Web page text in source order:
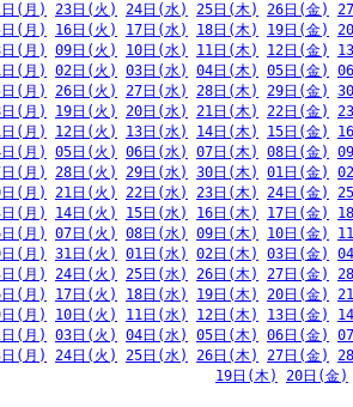
(月) 23日(火) 24日(水) 25日(木) 26日(金)
日(月) 16日(火) 17日(水) 18日(木) 19日(金)
(月) 09日(火) 10日(水) 11日(木) 12日(金)
(月) 02日(火) 03日(水) 04日(木) 05日(金)
(月) 26日(火) 27日(水) 28日(木) 29日(金)
日(月) 19日(火) 20日(水) 21日(木) 22日(金)
日(月) 12日(火) 13日(水) 14日(木) 15日(金)
(月) 05日(火) 06日(水) 07日(木) 08日(金)
(月) 28日(火) 29日(水) 30日(木) 01日(金)
(月) 21日(火) 22日(水) 23日(木) 24日(金)
日(月) 14日(火) 15日(水) 16日(木) 17日(金)
(月) 07日(火) 08日(水) 09日(木) 10日(金)
(月) 31日(火) 01日(水) 02日(木) 03日(金)
(月) 24日(火) 25日(水) 26日(木) 27日(金)
日(月) 17日(火) 18日(水) 19日(木) 20日(金)
(月) 10日(火) 11日(水) 12日(木) 13日(金)
(月) 03日(火) 04日(水) 05日(木) 06日(金)
(月) 24日(火) 25日(水) 26日(木) 27日(金)
02月 19日(木) 20日(金)